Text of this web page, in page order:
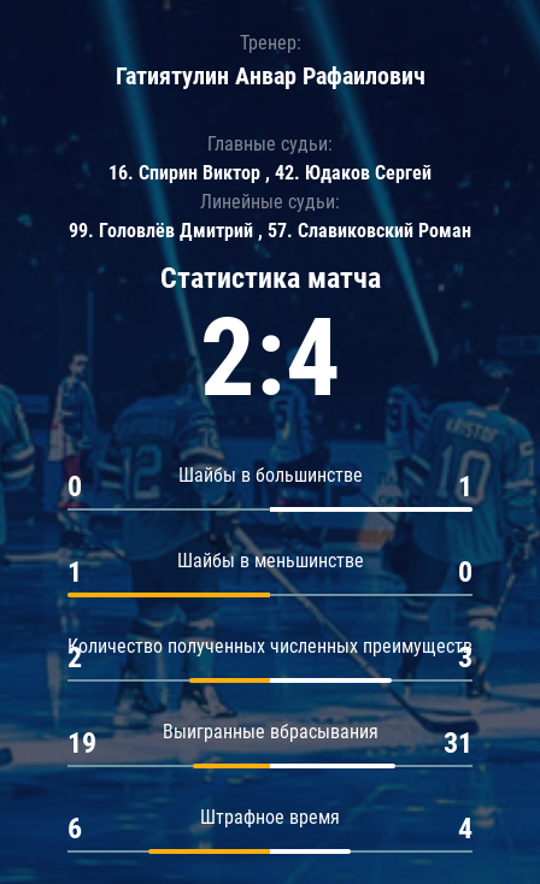
Статистика матча
2:4
Шайбы в большинстве
0 1
Шайбы в меньшинстве
1 0
Количество полученных численных преимуществ
2 3
Выигранные вбрасывания
19 31
Штрафное время
6 4
Тренер:
Гатиятулин Анвар Рафаилович
Главные судьи:
16. Спирин Виктор , 42. Юдаков Сергей
Линейные судьи:
99. Головлёв Дмитрий , 57. Славиковский Роман